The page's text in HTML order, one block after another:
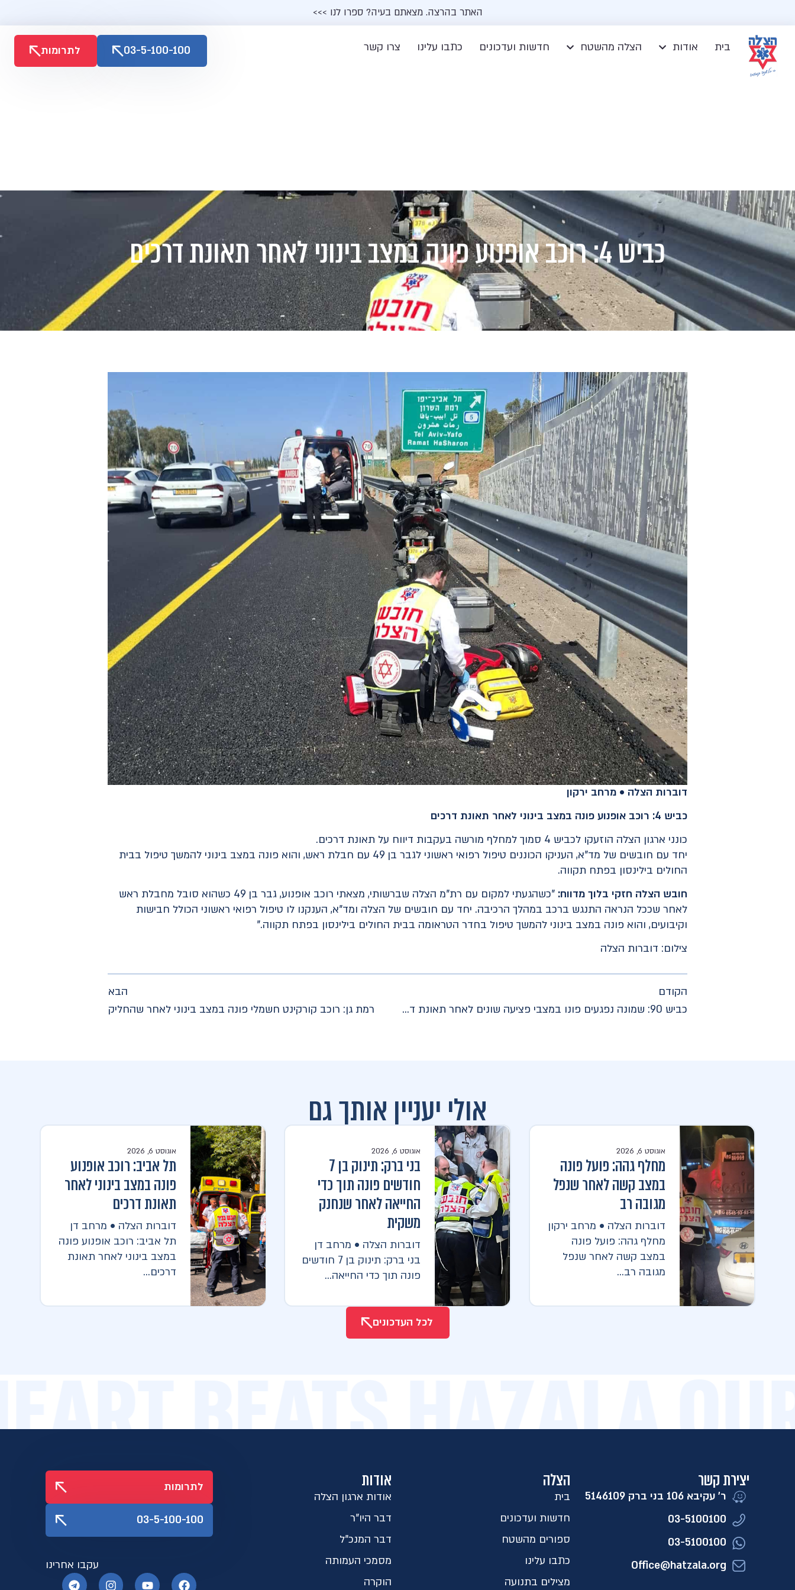
האתר בהרצה. מצאתם בעיה? ספרו לנו >>>
בית אודות הצלה מהשטח חדשות ועדכונים כתבו עלינו צרו קשר 03-5-100-100 לתרומות
כביש 4: רוכב אופנוע פונה במצב בינוני לאחר תאונת דרכים
דוברות הצלה • מרחב ירקון
כביש 4: רוכב אופנוע פונה במצב בינוני לאחר תאונת דרכים
כונני ארגון הצלה הוזעקו לכביש 4 סמוך למחלף מורשה בעקבות דיווח על תאונת דרכים.
יחד עם חובשים של מד"א, העניקו הכוננים טיפול רפואי ראשוני לגבר בן 49 עם חבלת ראש, והוא פונה במצב בינוני להמשך טיפול בבית
החולים בילינסון בפתח תקווה.
חובש הצלה חזקי בלוך מדווח:
"כשהגעתי למקום עם רת"מ הצלה שברשותי, מצאתי רוכב אופנוע, גבר בן 49 כשהוא סובל מחבלת ראש
לאחר שככל הנראה התנגש ברכב במהלך הרכיבה. יחד עם חובשים של הצלה ומד"א, הענקנו לו טיפול רפואי ראשוני הכולל חבישות
וקיבועים, והוא פונה במצב בינוני להמשך טיפול בחדר הטראומה בבית החולים בילינסון בפתח תקווה."
צילום: דוברות הצלה
הקודם
כביש 90: שמונה נפגעים פונו במצבי פציעה שונים לאחר תאונת דרכים
הבא
רמת גן: רוכב קורקינט חשמלי פונה במצב בינוני לאחר שהחליק
אולי יעניין אותך גם
אוגוסט 6, 2026
מחלף גהה: פועל פונה
במצב קשה לאחר שנפל
מגובה רב
דוברות הצלה • מרחב ירקון
מחלף גהה: פועל פונה
במצב קשה לאחר שנפל
מגובה רב...
אוגוסט 6, 2026
בני ברק: תינוק בן 7
חודשים פונה תוך כדי
החייאה לאחר שנחנק
משקית
דוברות הצלה • מרחב דן
בני ברק: תינוק בן 7 חודשים
פונה תוך כדי החייאה...
אוגוסט 6, 2026
תל אביב: רוכב אופנוע
פונה במצב בינוני לאחר
תאונת דרכים
דוברות הצלה • מרחב דן
תל אביב: רוכב אופנוע פונה
במצב בינוני לאחר תאונת
דרכים...
לכל העדכונים
BEATS HAZALA
יצירת קשר
ר' עקיבא 106 בני ברק 5146109​
03-5100100
03-5100100
Office@hatzala.org
הצלה
בית
חדשות ועדכונים
ספורים מהשטח
כתבו עלינו
מצילים בתנועה
אודות
אודות ארגון הצלה
דבר היו"ר
דבר המנכ"ל
מסמכי העמותה
הוקרה
לתרומות
03-5-100-100
עקבו אחרינו